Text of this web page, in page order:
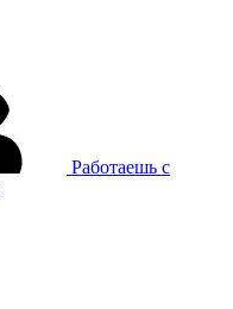
Работаешь с